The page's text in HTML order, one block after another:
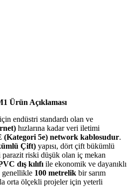
Ürün Açıklaması
endüstri standardı olan ve
hızlarına kadar veri iletimi
(Kategori 5e) network kablosudur.
Çift) yapısı, dört çift bükümlü
riski düşük olan iç mekan
dış kılıfı ile ekonomik ve dayanıklı
genellikle 100 metrelik bir sarım
orta ölçekli projeler için yeterli